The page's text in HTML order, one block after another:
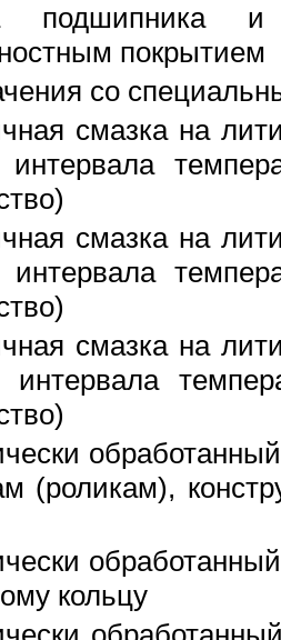
подшипника
покрытием
со
смазка на
смазка на
смазка на
(роликам),
кольцу